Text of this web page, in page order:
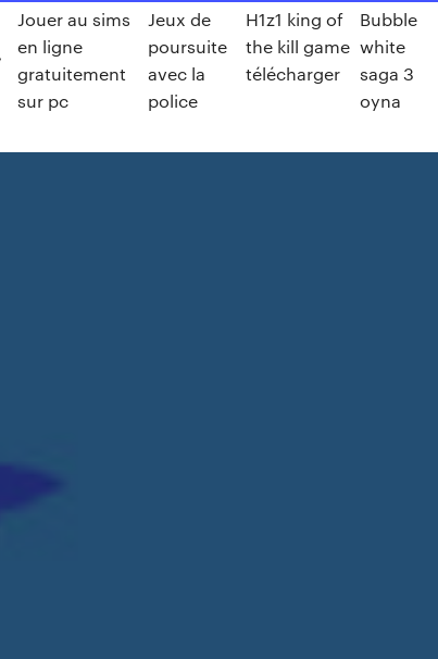
Jouer au sims
en ligne
gratuitement
sur pc
Jeux de
poursuite
avec la
police
H1z1 king of
the kill game
télécharger
Bubble
white
saga 3
oyna